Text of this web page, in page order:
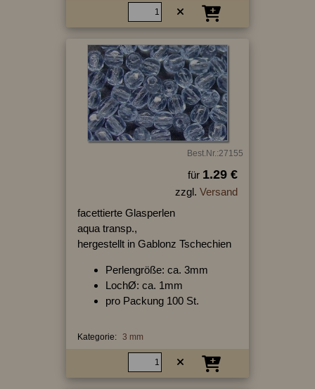
Best.Nr.:27155
für 1.29 €
zzgl. Versand
facettierte Glasperlen
aqua transp.,
hergestellt in Gablonz Tschechien
Perlengröße: ca. 3mm
LochØ: ca. 1mm
pro Packung 100 St.
Kategorie: 3 mm